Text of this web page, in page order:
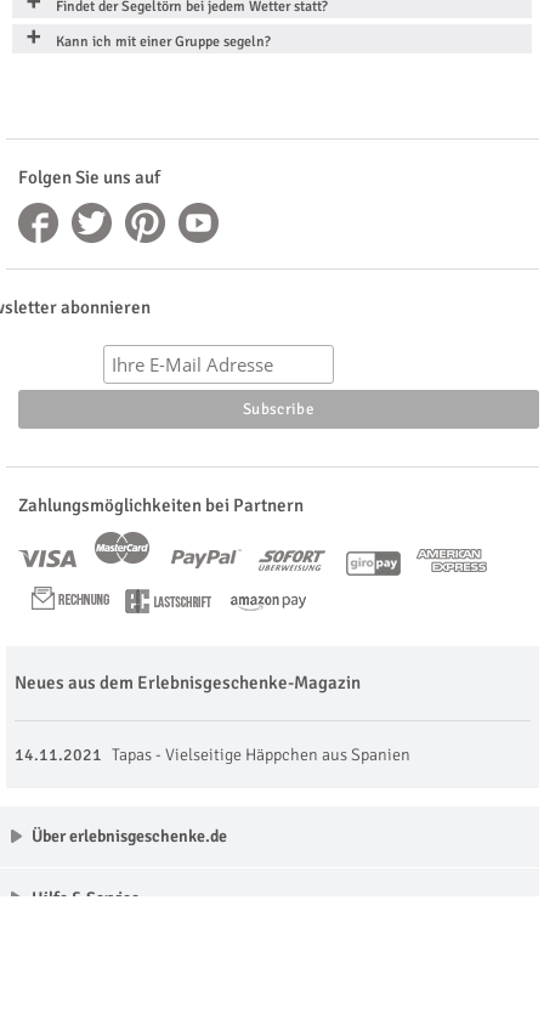
Findet der Segeltörn bei jedem Wetter statt?
Kann ich mit einer Gruppe segeln?
Folgen Sie uns auf
abonnieren
Zahlungsmöglichkeiten bei Partnern
Neues aus dem Erlebnisgeschenke-Magazin
14.11.2021 Tapas - Vielseitige Häppchen aus Spanien
Über erlebnisgeschenke.de
Hilfe & Service